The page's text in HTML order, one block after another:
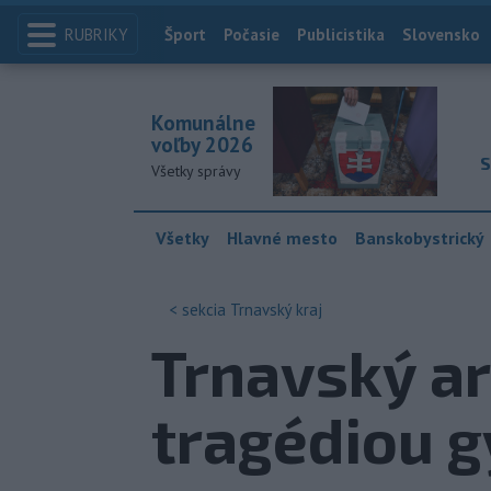
RUBRIKY Index
Šport Počasie Publicistika Slovensko
Komunálne
voľby 2026
Všetky správy
Všetky Hlavné mesto Banskobystrický
< sekcia Trnavský kraj
Trnavský
tragédiou